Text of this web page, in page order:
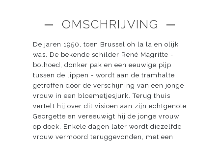
─ OMSCHRIJVING ─
De jaren 1950, toen Brussel oh la la en olijk
was. De bekende schilder René Magritte -
bolhoed, donker pak en een eeuwige pijp
tussen de lippen - wordt aan de tramhalte
getroffen door de verschijning van een jonge
vrouw in een bloemetjesjurk. Terug thuis
vertelt hij over dit visioen aan zijn echtgenote
Georgette en vereeuwigt hij de jonge vrouw
op doek. Enkele dagen later wordt diezelfde
vrouw vermoord teruggevonden, met een